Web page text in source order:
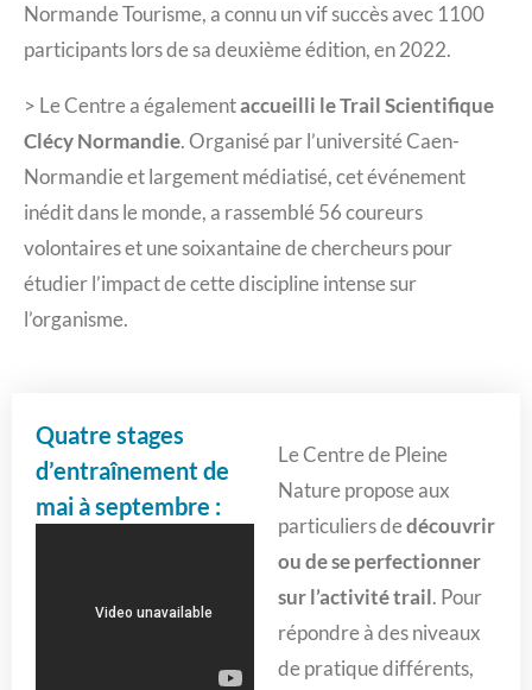
Normande Tourisme, a connu un vif succès avec 1100
participants lors de sa deuxième édition, en 2022.
> Le Centre a égalementaccueilli le Trail Scientifique
Clécy Normandie. Organisé par l’université Caen-
Normandie et largement médiatisé, cet événement
inédit dans le monde, a rassemblé 56 coureurs
volontaires et une soixantaine de chercheurs pour
étudier l’impact de cette discipline intense sur
l’organisme.
Quatre stages
d’entraînement de
mai à septembre :
Le Centre de Pleine
Nature propose aux
particuliers dedécouvrir
ou de se perfectionner
sur l’activité trail. Pour
répondre à des niveaux
de pratique différents,